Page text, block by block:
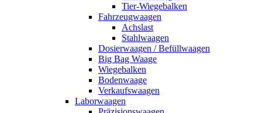
Tier-Wiegebalken
Fahrzeugwaagen
Achslast
Stahlwaagen
Dosierwaagen / Befüllwaagen
Big Bag Waage
Wiegebalken
Bodenwaage
Verkaufswaagen
Laborwaagen